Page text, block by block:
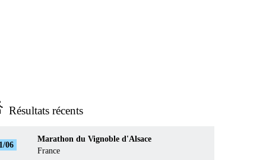
Résultats récents
06
Marathon du Vignoble d'Alsace
France